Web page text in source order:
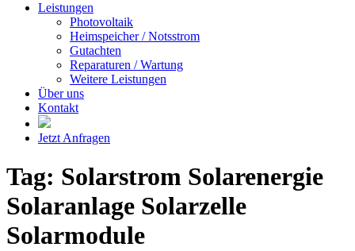
Leistungen
Photovoltaik
Heimspeicher / Notsstrom
Gutachten
Reparaturen / Wartung
Weitere Leistungen
Über uns
Kontakt
Jetzt Anfragen
Tag: Solarstrom Solarenergie
Solaranlage Solarzelle
Solarmodule